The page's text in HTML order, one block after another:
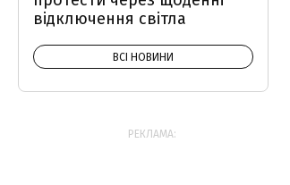
відключення світла
ВСІ НОВИНИ
РЕКЛАМА: